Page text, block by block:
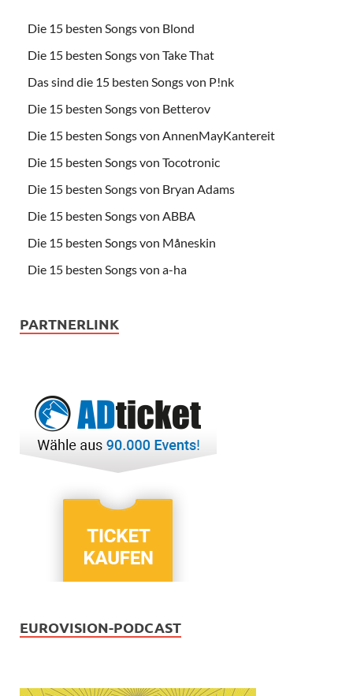
Die 15 besten Songs von Blond
Die 15 besten Songs von Take That
Das sind die 15 besten Songs von P!nk
Die 15 besten Songs von Betterov
Die 15 besten Songs von AnnenMayKantereit
Die 15 besten Songs von Tocotronic
Die 15 besten Songs von Bryan Adams
Die 15 besten Songs von ABBA
Die 15 besten Songs von Måneskin
Die 15 besten Songs von a-ha
PARTNERLINK
EUROVISION-PODCAST